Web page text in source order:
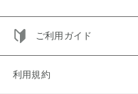
ご利用ガイド
利用規約